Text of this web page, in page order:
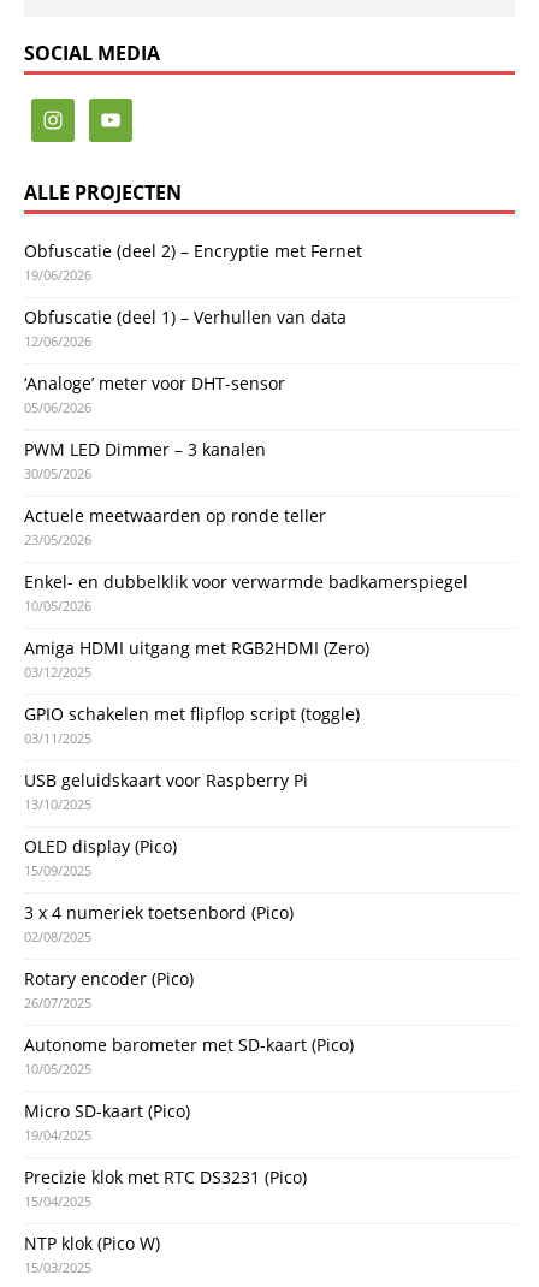
SOCIAL MEDIA
ALLE PROJECTEN
Obfuscatie (deel 2) – Encryptie met Fernet
19/06/2026
Obfuscatie (deel 1) – Verhullen van data
12/06/2026
‘Analoge’ meter voor DHT-sensor
05/06/2026
PWM LED Dimmer – 3 kanalen
30/05/2026
Actuele meetwaarden op ronde teller
23/05/2026
Enkel- en dubbelklik voor verwarmde badkamerspiegel
10/05/2026
Amiga HDMI uitgang met RGB2HDMI (Zero)
03/12/2025
GPIO schakelen met flipflop script (toggle)
03/11/2025
USB geluidskaart voor Raspberry Pi
13/10/2025
OLED display (Pico)
15/09/2025
3 x 4 numeriek toetsenbord (Pico)
02/08/2025
Rotary encoder (Pico)
26/07/2025
Autonome barometer met SD-kaart (Pico)
10/05/2025
Micro SD-kaart (Pico)
19/04/2025
Precizie klok met RTC DS3231 (Pico)
15/04/2025
NTP klok (Pico W)
15/03/2025